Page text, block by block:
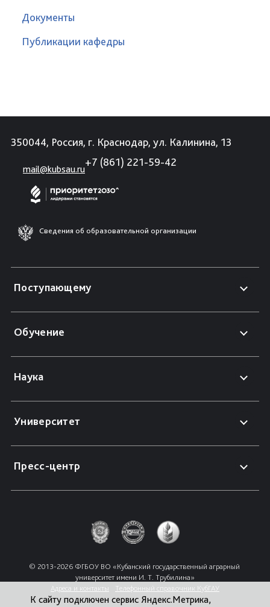
Документы
Публикации кафедры
350044, Россия, г. Краснодар, ул. Калинина, 13
mail@kubsau.ru
+7 (861) 221-59-42
Сведения об образовательной организации
Поступающему
Обучение
Наука
Университет
Пресс-центр
© 2013-2026 ФГБОУ ВО «Кубанский государственный аграрный
университет имени И. Т. Трубилина»
Адреса и контакты
Телефонный справочник КубГАУ
К сайту подключен сервис Яндекс.Метрика,